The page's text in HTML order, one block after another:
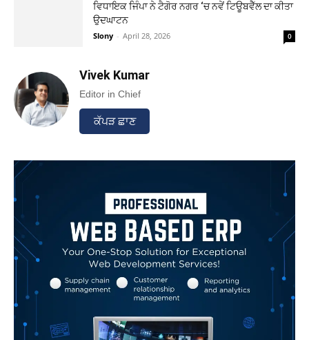
ਵਿਧਾਇਕ ਜਿੰਪਾ ਨੇ ਟੈਗੋਰ ਨਗਰ ‘ਚ ਨਵੇਂ ਟਿਊਬਵੈੱਲ ਦਾ ਕੀਤਾ
ਉਦਘਾਟਨ
Slony - April 28, 2026 0
Vivek Kumar
Editor in Chief
ਕੱਪੜ ਛਾਣ